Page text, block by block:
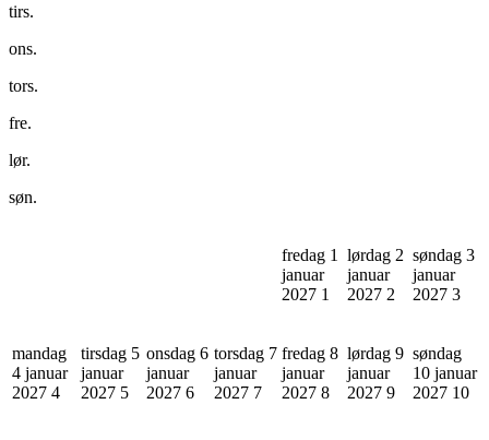
tirs.
ons.
tors.
fre.
lør.
søn.
fredag 1
januar
2027 1
lørdag 2
januar
2027 2
søndag 3
januar
2027 3
mandag
4 januar
2027 4
tirsdag 5
januar
2027 5
onsdag 6
januar
2027 6
torsdag 7
januar
2027 7
fredag 8
januar
2027 8
lørdag 9
januar
2027 9
søndag
10 januar
2027 10